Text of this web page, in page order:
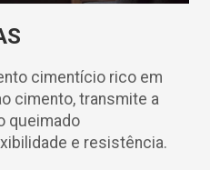
cimentício rico em
cimento, transmite a
queimado
e resistência.